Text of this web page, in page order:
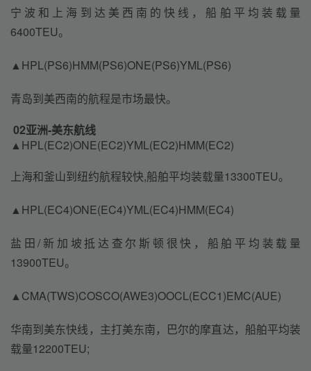
宁波和上海到达美西南的快线，船舶平均装载量
6400TEU。
▲HPL(PS6)HMM(PS6)ONE(PS6)YML(PS6)
青岛到美西南的航程是市场最快。
02亚洲-美东航线
▲HPL(EC2)ONE(EC2)YML(EC2)HMM(EC2)
上海和釜山到纽约航程较快,船舶平均装载量13300TEU。
▲HPL(EC4)ONE(EC4)YML(EC4)HMM(EC4)
盐田/新加坡抵达查尔斯顿很快，船舶平均装载量
13900TEU。
▲CMA(TWS)COSCO(AWE3)OOCL(ECC1)EMC(AUE)
华南到美东快线，主打美东南，巴尔的摩直达，船舶平均装
载量12200TEU;